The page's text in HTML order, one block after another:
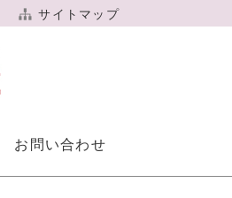
サイトマップ
お問い合わせ